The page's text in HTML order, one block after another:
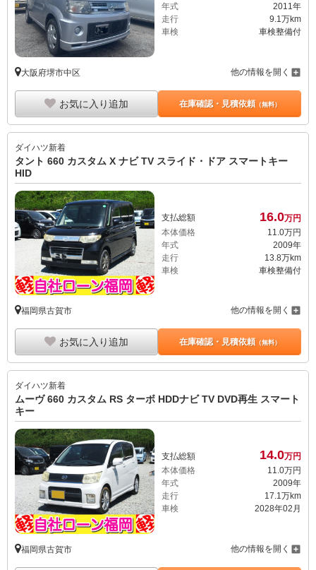
年式
2011年
走行
9.1万km
車検
車検整備付
大阪府堺市中区 他の情報を開く
お気に入り追加 在庫確認・見積依頼（無料）
ダイハツ新着
タント 660 カスタム X ナビ TV スライド・ドア スマートキー
HID
支払総額 16.0万円
本体価格
11. 0万円
年式
2009年
走行
13.8万km
車検
車検整備付
福岡県古賀市 他の情報を開く
お気に入り追加 在庫確認・見積依頼（無料）
ダイハツ新着
ムーヴ 660 カスタム RS ターボ HDDナビ TV DVD再生 スマート
キー
支払総額 14.0万円
本体価格
11.0万円
年式
2009年
走行
17.1万km
車検
2028年02月
福岡県古賀市 他の情報を開く